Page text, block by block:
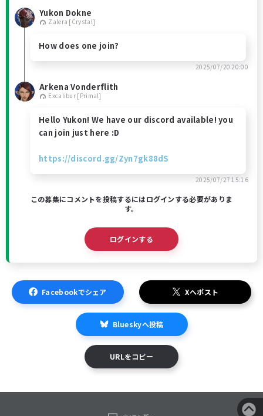
Yukon Dokne
Zalera [Crystal]
How does one join?
2025/07/20 20:00
Arkena Vonderflith
Excalibur [Primal]
Hello Yukon! We have our discord available! you
can join just here :D
https://discord.gg/Zyn7gk88dS
2025/07/27 15:16
この募集にコメントを投稿するにはログインする必要がありま
す。
ログインする
Facebookでシェア Xへポスト
Blueskyへ投稿
URLをコピー